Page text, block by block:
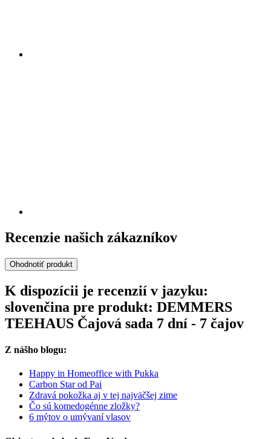
Recenzie našich zákazníkov
Ohodnotiť produkt
K dispozícii je recenzií v jazyku:
slovenčina pre produkt: DEMMERS
TEEHAUS Čajová sada 7 dní - 7 čajov
Z nášho blogu:
Happy in Homeoffice with Pukka
Carbon Star od Pai
Zdravá pokožka aj v tej najväčšej zime
Čo sú komedogénne zložky?
6 mýtov o umývaní vlasov